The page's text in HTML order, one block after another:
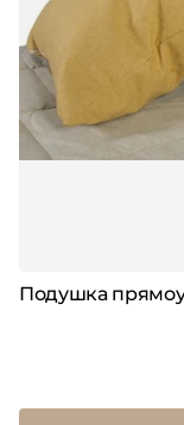
Подушка